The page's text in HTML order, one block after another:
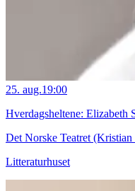
25. aug.19:00
Hverdagsheltene: Elizabeth
Det Norske Teatret
Litteraturhuset